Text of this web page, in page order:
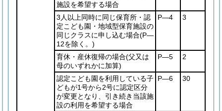
施設を希望する場合
3人以上同時に同じ保育所・認
定こども園・地域型保育施設の
同じクラスに申し込む場合(P―
12を除く。)
P―4 3
育休・産休復帰の場合(父又は
母のいずれかに加算)
P―5 2
認定こども園を利用している子
どもが1号から2号に認定区分
が変更となり、引き続き当該施
設の利用を希望する場合
P―6 30